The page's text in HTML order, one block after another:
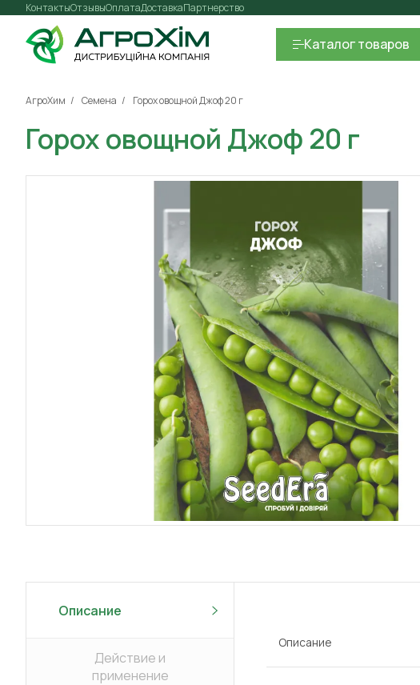
Контакты Оплата
Отзывы ДоставкаПартнерство
Каталогтоваров
АгроХим Семена Горох овощной Джоф 20 г
Горох овощной Джоф 20 г
Описание
Действие и
применение
Описание